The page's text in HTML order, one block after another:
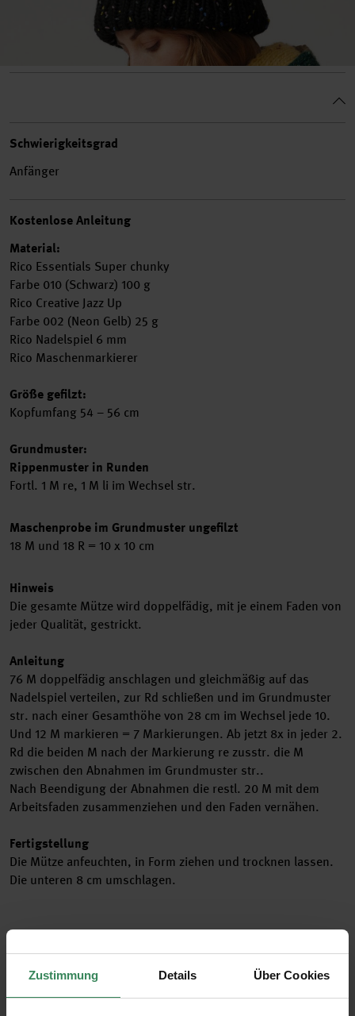
Zustimmung Details Über Cookies
Schwierigkeitsgrad
Anfänger
Kostenlose Anleitung
Material:
Rico Essentials Super chunky
Farbe 010 (Schwarz) 100 g
Rico Creative Jazz Up
Farbe 002 (Neon Gelb) 25 g
Rico Nadelspiel 6 mm
Rico Maschenmarkierer
Größe gefilzt:
Kopfumfang 54 – 56 cm
Grundmuster:
Rippenmuster in Runden
Fortl. 1 M re, 1 M li im Wechsel str.
Maschenprobe im Grundmuster ungefilzt
18 M und 18 R = 10 x 10 cm
Hinweis
Die gesamte Mütze wird doppelfädig, mit je einem Faden von
jeder Qualität, gestrickt.
Anleitung
76 M doppelfädig anschlagen und gleichmäßig auf das
Nadelspiel verteilen, zur Rd schließen und im Grundmuster
str. nach einer Gesamthöhe von 28 cm im Wechsel jede 10.
Und 12 M markieren = 7 Markierungen. Ab jetzt 8x in jeder 2.
Rd die beiden M nach der Markierung re zusstr. die M
zwischen den Abnahmen im Grundmuster str..
Nach Beendigung der Abnahmen die restl. 20 M mit dem
Arbeitsfaden zusammenziehen und den Faden vernähen.
Fertigstellung
Die Mütze anfeuchten, in Form ziehen und trocknen lassen.
Die unteren 8 cm umschlagen.